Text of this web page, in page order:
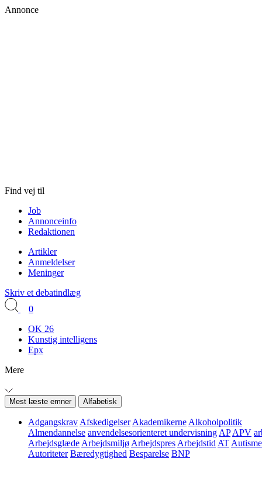
Annonce
Find vej til
Job
Annonceinfo
Redaktionen
Artikler
Anmeldelser
Meninger
Skriv et debatindlæg
0
OK 26
Kunstig intelligens
Epx
Mere
Mest læste emner Alfabetisk
Adgangskrav Afskedigelser Akademikerne Alkoholpolitik
Almendannelse anvendelsesorienteret undervisning AP APV
Arbejdsglæde Arbejdsmiljø Arbejdspres Arbejdstid AT Autisme
Autoriteter Bæredygtighed Besparelse BNP